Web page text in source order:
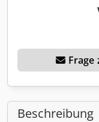
Frage
Beschreibung